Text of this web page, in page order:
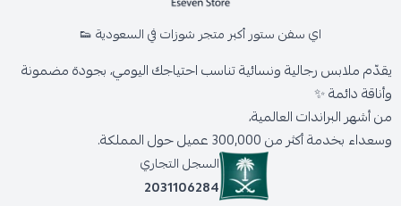
اي سفن ستور أكبر متجر شوزات في السعودية 👟
يقدّم ملابس رجالية ونسائية تناسب احتياجك اليومي، بجودة مضمونة
وأناقة دائمة ✨
من أشهر البراندات العالمية،
وسعداء بخدمة أكثر من 300,000 عميل حول المملكة.
السجل التجاري
2031106284